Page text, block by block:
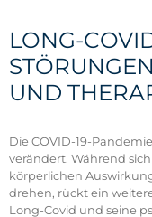
LONG-
UND
Die COVID-19-
verändert. Während
körperlichen
drehen, rückt ein
Long-Covid und seine